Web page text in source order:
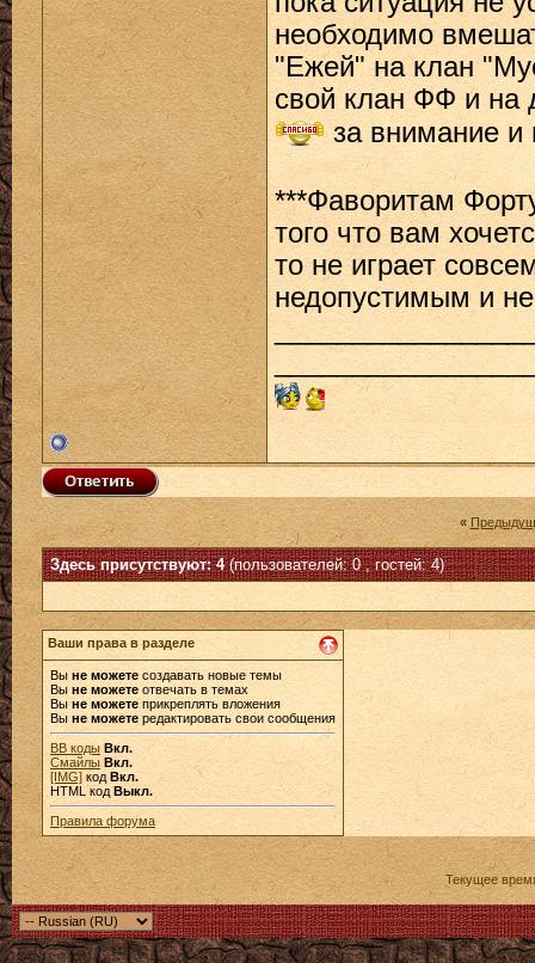
необходимо
"Ежей" на клан
свой клан ФФ и на
за внимание и
***Фаворитам
того что вам
то не играет
недопустимым и
«
Здесь присутствуют: 4(пользователей: 0 , гостей: 4)
Ваши права в разделе
Вы не можете создавать новые темы
Выне можете отвечать в темах
Выне можете прикреплять вложения
Вы не можетередактировать свои сообщения
BB коды Вкл.
Смайлы Вкл.
[IMG] код Вкл.
HTML код Выкл.
Правила форума
Текущее